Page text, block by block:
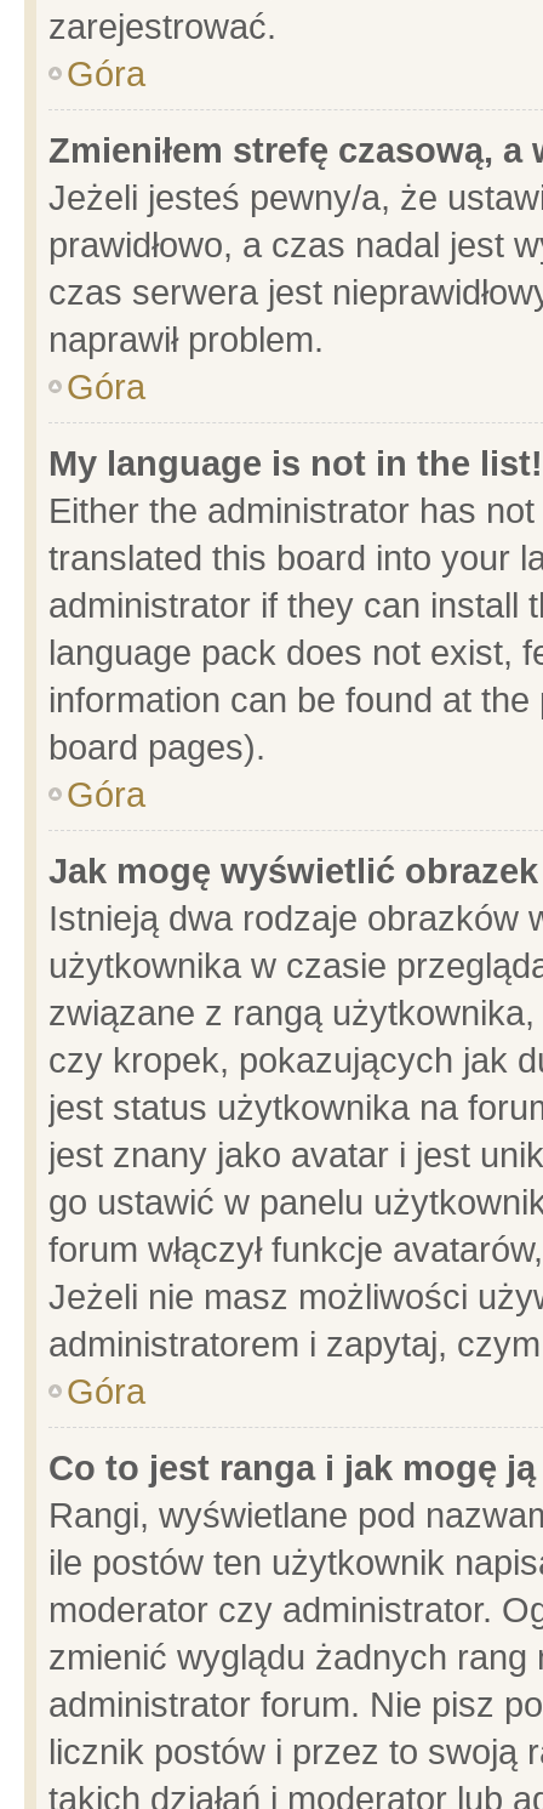
zarejestrować.
Góra
Zmieniłem strefę czasową,
Jeżeli jesteś pewny/a, że
prawidłowo, a czas nadal jest
czas serwera jest
naprawił problem.
Góra
My language is not in the list!
Either the administrator has
translated this board into your
administrator if they can install
language pack does not exist,
information can be found at
board pages).
Góra
Jak mogę wyświetlić
Istnieją dwa rodzaje obrazków
użytkownika w czasie
związane z rangą
czy kropek, pokazujących jak
jest status użytkownika na
jest znany jako avatar i jest
go ustawić w panelu
forum włączył funkcje
Jeżeli nie masz możliwości
administratorem i zapytaj,
Góra
Co to jest ranga i jak mogę
Rangi, wyświetlane pod
ile postów ten użytkownik
moderator czy administrator.
zmienić wyglądu żadnych
administrator forum. Nie pisz
licznik postów i przez to swoją
takich działań i moderator lub